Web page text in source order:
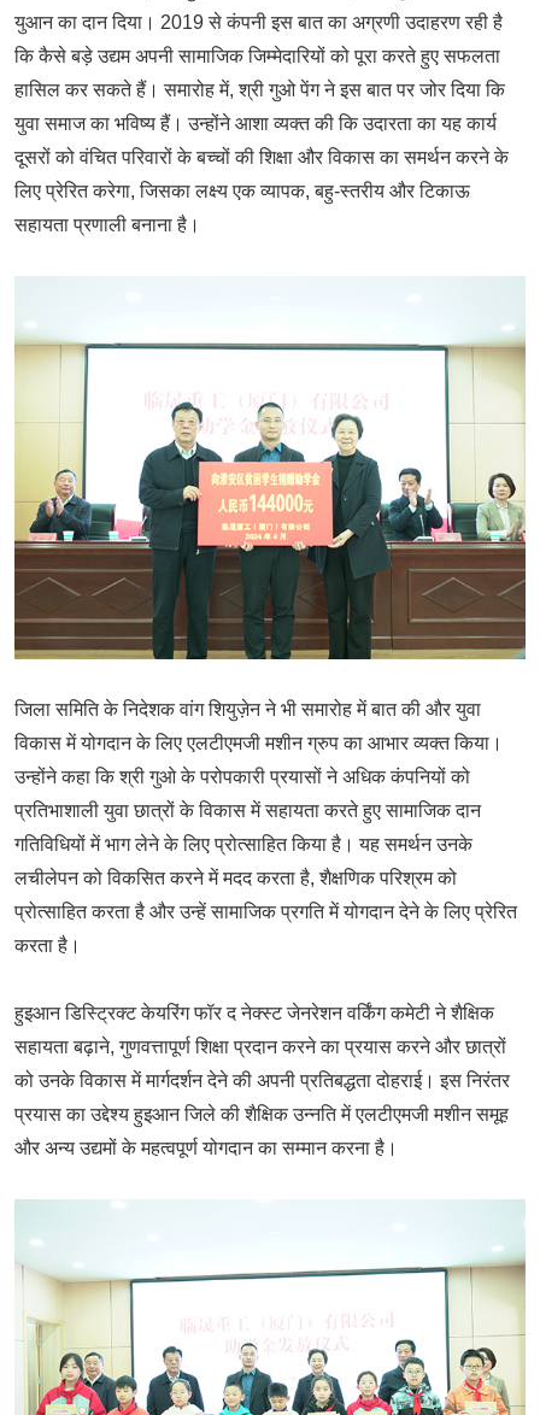
युआन का दान दिया। 2019 से कंपनी इस बात का अग्रणी उदाहरण रही है
कि कैसे बड़े उद्यम अपनी सामाजिक जिम्मेदारियों को पूरा करते हुए सफलता
हासिल कर सकते हैं। समारोह में, श्री गुओ पेंग ने इस बात पर जोर दिया कि
युवा समाज का भविष्य हैं। उन्होंने आशा व्यक्त की कि उदारता का यह कार्य
दूसरों को वंचित परिवारों के बच्चों की शिक्षा और विकास का समर्थन करने के
लिए प्रेरित करेगा, जिसका लक्ष्य एक व्यापक, बहु-स्तरीय और टिकाऊ
सहायता प्रणाली बनाना है।
जिला समिति के निदेशक वांग शियुज़ेन ने भी समारोह में बात की और युवा
विकास में योगदान के लिए एलटीएमजी मशीन ग्रुप का आभार व्यक्त किया।
उन्होंने कहा कि श्री गुओ के परोपकारी प्रयासों ने अधिक कंपनियों को
प्रतिभाशाली युवा छात्रों के विकास में सहायता करते हुए सामाजिक दान
गतिविधियों में भाग लेने के लिए प्रोत्साहित किया है। यह समर्थन उनके
लचीलेपन को विकसित करने में मदद करता है, शैक्षणिक परिश्रम को
प्रोत्साहित करता है और उन्हें सामाजिक प्रगति में योगदान देने के लिए प्रेरित
करता है।
हुइआन डिस्ट्रिक्ट केयरिंग फॉर द नेक्स्ट जेनरेशन वर्किंग कमेटी ने शैक्षिक
सहायता बढ़ाने, गुणवत्तापूर्ण शिक्षा प्रदान करने का प्रयास करने और छात्रों
को उनके विकास में मार्गदर्शन देने की अपनी प्रतिबद्धता दोहराई। इस निरंतर
प्रयास का उद्देश्य हुइआन जिले की शैक्षिक उन्नति में एलटीएमजी मशीन समूह
और अन्य उद्यमों के महत्वपूर्ण योगदान का सम्मान करना है।